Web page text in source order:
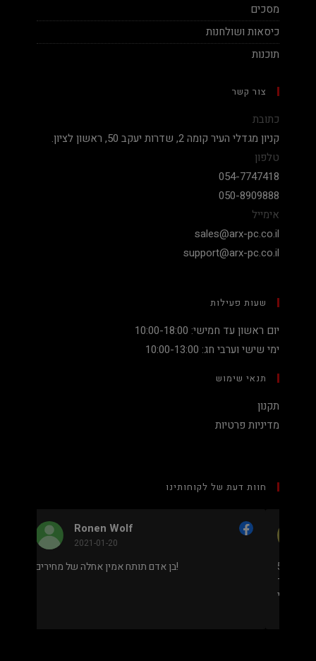
מסכים
כיסאות ושולחנות
תוכנות
צור קשר
כתובת
קניון מגדלי העיר קומה 2, שדרות יעקב 50, ראשון לציון.
טלפון
054-7747418
050-8909888
אימייל
sales@arx-pc.co.il
support@arx-pc.co.il
שעות פעילות
יום ראשון עד חמישי: 10:00-18:00
ימי שישי וערבי חג: 10:00-13:00
תנאי שימוש
תקנון
מדיניות פרטיות
חוות דעת של לקוחותינו
מחיר נמוך והוגן למעבד 5900X בלי שצריך לקנות
שלם או עוד חלקים. אחלה שירות גם נראה מאוד